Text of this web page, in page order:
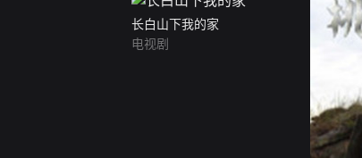
长白山下我的家
电视剧